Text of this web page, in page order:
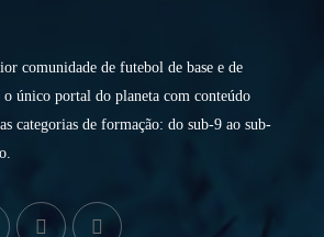
comunidade de futebol de base e de
o único portal do planeta com conteúdo
categorias de formação: do sub-9 ao sub-